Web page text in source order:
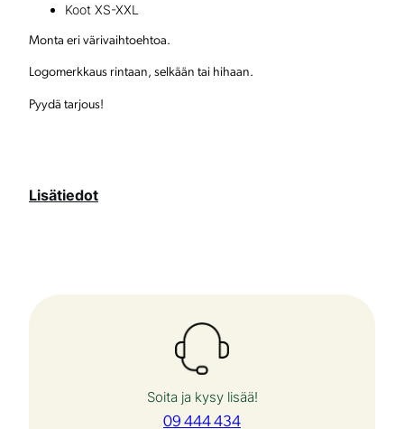
l
o
g
l
ä
Koot XS-XXL
Monta eri värivaihtoehtoa.
Logomerkkaus rintaan, selkään tai hihaan.
Pyydä tarjous!
Lisätiedot
Soita ja kysy lisää!
09 444 434